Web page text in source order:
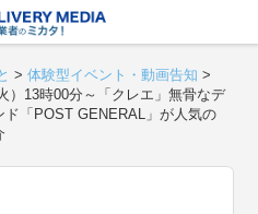
>体験型イベント・動画告知 >
）13時00分～「クレエ」無骨なデ
「POST GENERAL」が人気の